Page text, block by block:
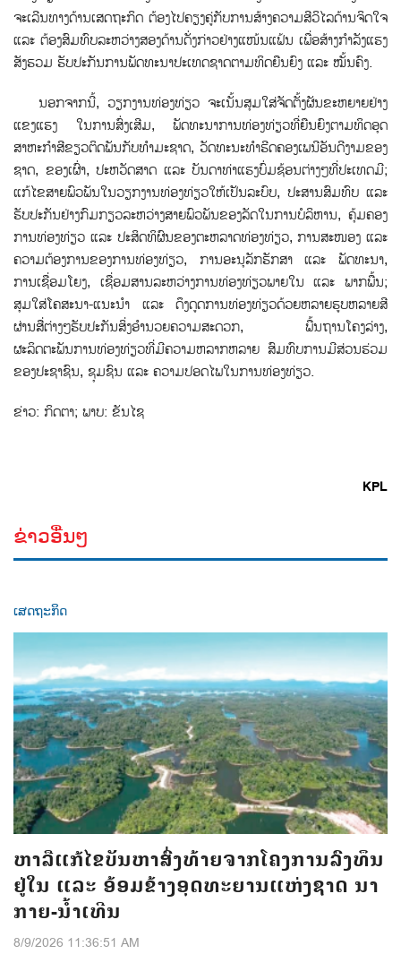
ຈະເລີນທາງດ້ານເສດຖະກິດ ຕ້ອງໄປຄຽງຄູ່ກັບການສ້າງຄວາມສີວິໄລດ້ານຈິດໃຈ
ແລະ ຕ້ອງສົມທົບລະຫວ່າງສອງດ້ານດັ່ງກ່າວຢ່າງແໜ້ນແຟ້ນ ເພື່ອສ້າງກໍາລັງແຮງ
ສັງຮວມ ຮັບປະກັນການພັດທະນາປະເທດຊາດຕາມທິດຍືນຍົງ ແລະ ໝັ້ນຄົງ.
ນອກຈາກນີ້, ວຽກງານທ່ອງທ່ຽວ ຈະເນັ້ນສຸມໃສ່ຈັດຕັ້ງຜັນຂະຫຍາຍຢ່າງ
ແຂງແຮງ ໃນການສົ່ງເສີມ, ພັດທະນາການທ່ອງທ່ຽວທີ່ຍືນຍົງຕາມທິດອຸດ
ສາຫະກໍາສີຂຽວຕິດພັນກັບທໍາມະຊາດ, ວັດທະນະທໍາຮີດຄອງເພນີອັນດີງາມຂອງ
ຊາດ, ຂອງເຜົ່າ, ປະຫວັດສາດ ແລະ ບັນດາທ່າແຮງບົ່ມຊ້ອນຕ່າງໆທີ່ປະເທດມີ;
ແກ້ໄຂສາຍພົວພັນໃນວຽກງານທ່ອງທ່ຽວໃຫ້ເປັນລະບົບ, ປະສານສົມທົບ ແລະ
ຮັບປະກັນຢ່າງກົມກຽວລະຫວ່າງສາຍພົວພັນຂອງລັດໃນການບໍລິຫານ, ຄຸ້ມຄອງ
ການທ່ອງທ່ຽວ ແລະ ປະສິດທິຜົນຂອງຕະຫລາດທ່ອງທ່ຽວ, ການສະໜອງ ແລະ
ຄວາມຕ້ອງການຂອງການທ່ອງທ່ຽວ, ການອະນຸລັກຮັກສາ ແລະ ພັດທະນາ,
ການເຊື່ອມໂຍງ, ເຊື່ອມສານລະຫວ່າງການທ່ອງທ່ຽວພາຍໃນ ແລະ ພາກພື້ນ;
ສຸມໃສ່ໂຄສະນາ-ແນະນໍາ ແລະ ດຶງດູດການທ່ອງທ່ຽວດ້ວຍຫລາຍຮູບຫລາຍສີ
ຜ່ານສື່ຕ່າງໆຮັບປະກັນສິ່ງອໍານວຍຄວາມສະດວກ, ພື້ນຖານໂຄງລ່າງ,
ຜະລິດຕະພັນການທ່ອງທ່ຽວທີ່ມີຄວາມຫລາກຫລາຍ ສົມທົບການມີສ່ວນຮ່ວມ
ຂອງປະຊາຊົນ, ຊຸມຊົນ ແລະ ຄວາມປອດໄພໃນການທ່ອງທ່ຽວ.
ຂ່າວ: ກິດຕາ; ພາບ: ຂັນໄຊ
KPL
ຂ່າວອື່ນໆ
ເສດຖະກິດ
ຫາລືແກ້ໄຂບັນຫາສົ່ງທ້າຍຈາກໂຄງການລົງທຶນ
ຢູ່ໃນ ແລະ ອ້ອມຂ້າງອຸດທະຍານແຫ່ງຊາດ ນາ
ກາຍ-ນໍ້າເທີນ
8/9/2026 11:36:51 AM